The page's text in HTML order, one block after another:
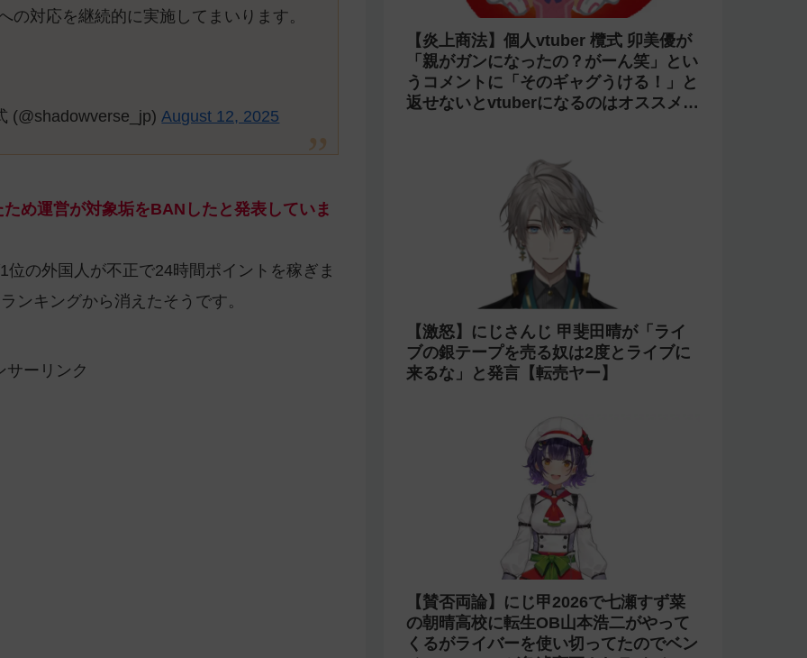
の対応を継続的に実施してまいります。
(@shadowverse_jp) August 12, 2025
め運営が対象垢をBANしたと発表していま
の外国人が不正で24時間ポイントを稼ぎま
ンキングから消えたそうです。
サーリンク
【炎上商法】個人vtuber 欖式 卯美優が
「親がガンになったの？がーん笑」とい
うコメントに「そのギャグうける！」と
返せないとvtuberになるのはオススメし
【激怒】にじさんじ 甲斐田晴が「ライ
ブの銀テープを売る奴は2度とライブに
来るな」と発言【転売ヤー】
【賛否両論】にじ甲2026で七瀬すず菜
の朝晴高校に転生OB山本浩二がやって
くるがライバーを使い切ってたのでベン